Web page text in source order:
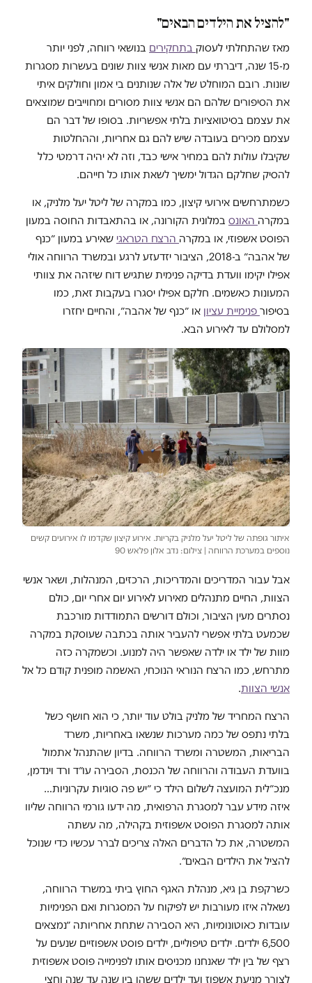
"להציל את הילדים הבאים"
מאז שהתחלתי לעסוק בתחקירים בנושאי רווחה, לפני יותר
מ-15 שנה, דיברתי עם מאות אנשי צוות שונים בעשרות מסגרות
שונות. רובם המוחלט של אלה שנותנים בי אמון וחולקים איתי
את הסיפורים שלהם הם אנשי צוות מסורים ומחוייבים שמוצאים
את עצמם בסיטואציות בלתי אפשריות. בסופו של דבר הם
עצמם מכירים בעובדה שיש להם גם אחריות, וההחלטות
שקיבלו עולות להם במחיר אישי כבד, וזה לא יהיה דרמטי כלל
להסיק שחלקם הגדול ימשיך לשאת אותו כל חייהם.
כשמתרחשים אירועי קיצון, כמו במקרה של ליטל יעל מלניק, או
במקרה האונס במלונית הקורונה, או בהתאבדות החוסה במעון
הפוסט אשפוזי, או במקרה הרצח הטראגי שאירע במעון ״כנף
של אהבה״ ב-2018, הציבור יזדעזע לרגע ובמשרד הרווחה אולי
אפילו יקימו וועדת בדיקה פנימית שתגיש דוח שיזהה את צוותי
המעונות כאשמים. חלקם אפילו יסגרו בעקבות זאת, כמו
בסיפור פנימיית עציון או ״כנף של אהבה״, והחיים יחזרו
למסלולם עד לאירוע הבא.
איתור גופתה של ליטל יעל מלניק בקריות. אירוע קיצון שקדמו לו אירועים קשים
נוספים במערכת הרווחה | צילום: נדב אלון פלאש 90
אבל עבור המדריכים והמדריכות, הרכזים, המנהלות, ושאר אנשי
הצוות, החיים מתנהלים מאירוע לאירוע יום אחרי יום, כולם
נסתרים מעין הציבור, וכולם דורשים התמודדות מורכבת
שכמעט בלתי אפשרי להעביר אותה בכתבה שעוסקת במקרה
מוות של ילד או ילדה שאפשר היה למנוע. וכשמקרה כזה
מתרחש, כמו הרצח הנוראי הנוכחי, האשמה מופנית קודם כל אל
אנשי הצוות.
הרצח המחריד של מלניק בולט עוד יותר, כי הוא חושף כשל
בלתי נתפס של כמה מערכות שנשאו באחריות, משרד
הבריאות, המשטרה ומשרד הרווחה. בדיון שהתנהל אתמול
בוועדת העבודה והרווחה של הכנסת, הסבירה עו״ד ורד וינדמן,
מנכ״לית המועצה לשלום הילד כי ״יש פה סוגיות עקרוניות…
איזה מידע עבר למסגרת הרפואית, מה ידעו גורמי הרווחה שליוו
אותה למסגרת הפוסט אשפוזית בקהילה, מה עשתה
המשטרה, את כל הדברים האלה צריכים לברר עכשיו כדי שנוכל
להציל את הילדים הבאים״.
כשרקפת בן גיא, מנהלת האגף החוץ ביתי במשרד הרווחה,
נשאלה איזו מעורבות יש לפיקוח על המסגרות ואם הפנימיות
עובדות כאוטונומיות, היא הסבירה שתחת אחריותה ״נמצאים
6,500 ילדים. ילדים טיפוליים, ילדים פוסט אשפוזיים שנעים על
רצף של בין ילד שאנחנו מכניסים אותו לפנימייה פוסט אשפוזית
לצורך מניעת אשפוז ועד ילדים ששהו בין שנה עד שנה וחצי